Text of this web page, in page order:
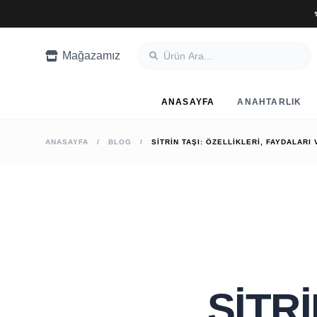
Mağazamız
ANASAYFA ANAHTARLIK
ANASAYFA / BLOG / SITRIN TAŞI: ÖZELLIKLERI, FAYDALARI